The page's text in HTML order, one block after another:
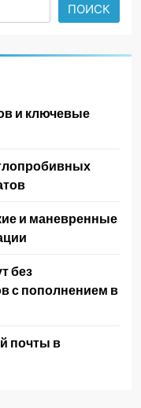
ПОИСК
и ключевые
и маневренные
без
с пополнением в
почты в